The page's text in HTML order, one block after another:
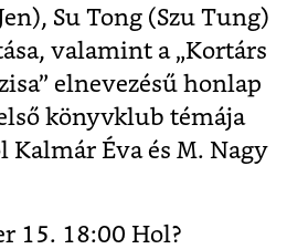
Su Tong (Szu Tung)
valamint a „Kortárs
elnevezésű honlap
könyvklub témája
Kalmár Éva és M. Nagy
15. 18:00 Hol?